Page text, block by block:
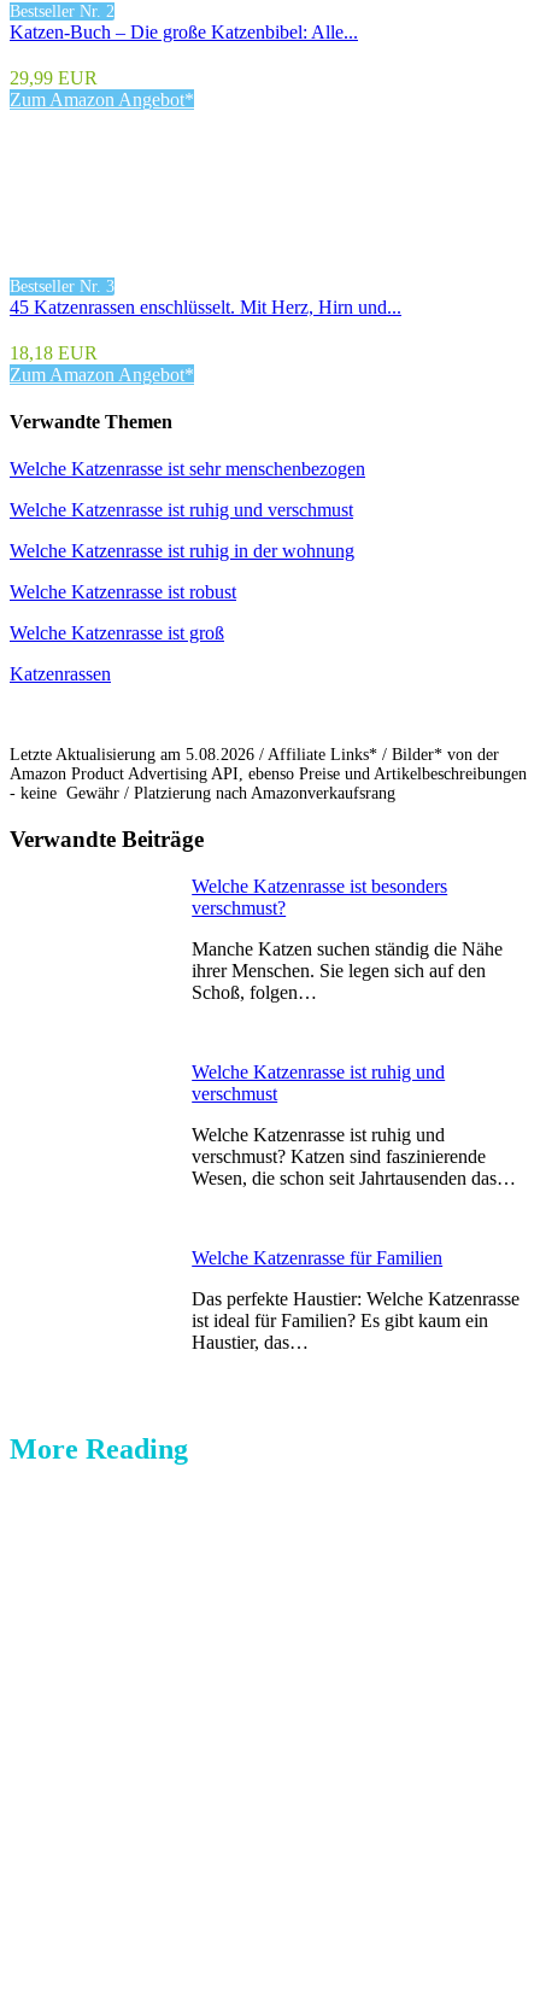
Bestseller Nr. 2
Katzen-Buch – Die große Katzenbibel: Alle...
29,99 EUR
Zum Amazon Angebot*
Bestseller Nr. 3
45 Katzenrassen enschlüsselt. Mit Herz, Hirn und...
18,18 EUR
Zum Amazon Angebot*
Verwandte Themen
Welche Katzenrasse ist sehr menschenbezogen
Welche Katzenrasse ist ruhig und verschmust
Welche Katzenrasse ist ruhig in der wohnung
Welche Katzenrasse ist robust
Welche Katzenrasse ist groß
Katzenrassen
Letzte Aktualisierung am 5.08.2026 / Affiliate Links* / Bilder* von der
Amazon Product Advertising API, ebenso Preise und Artikelbeschreibungen
- keine Gewähr / Platzierung nach Amazonverkaufsrang
Verwandte Beiträge
Welche Katzenrasse ist besonders
verschmust?
Manche Katzen suchen ständig die Nähe
ihrer Menschen. Sie legen sich auf den
Schoß, folgen…
Welche Katzenrasse ist ruhig und
verschmust
Welche Katzenrasse ist ruhig und
verschmust? Katzen sind faszinierende
Wesen, die schon seit Jahrtausenden das…
Welche Katzenrasse für Familien
Das perfekte Haustier: Welche Katzenrasse
ist ideal für Familien? Es gibt kaum ein
Haustier, das…
More Reading